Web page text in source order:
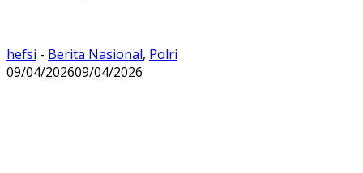
hefsi - Berita Nasional, Polri
09/04/202609/04/2026